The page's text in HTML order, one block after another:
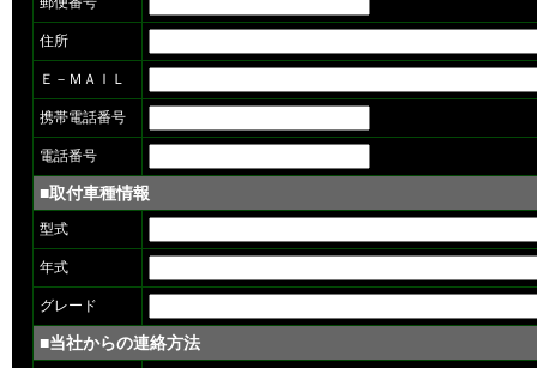
住所
Ｅ－ＭＡＩＬ
携帯電話番号
電話番号
■取付車種情報
型式
年式
グレード
■当社からの連絡方法